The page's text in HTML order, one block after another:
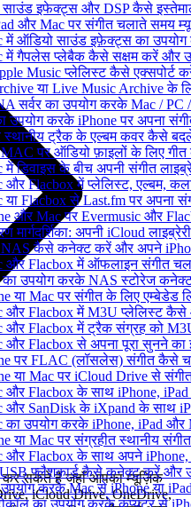
इफेक्ट्स और DSP कैसे
और Mac पर संगीत चलाते समय
में ऑडियो साउंड इफ़ेक्ट्स का उपयोग
में गैपलेस प्लेबैक कैसे सक्षम करें और
Music प्लेलिस्ट कैसे एक्सपोर्ट
या Live Music Archive के
सर्वर का उपयोग करके Mac /
उपयोग करके iPhone पर अपना
स्थानीय ट्रैक के एल्बम कवर कैसे
MAC पर ऑडियो फ़ाइलों के लिए
में डिवाइस के बीच अपनी संगीत
और Flacbox में प्लेलिस्ट, एल्बम,
या Flacbox से Last.fm पर अपना
और Mac पर Evermusic और
मार्गदर्शिका: अपनी iCloud
NAS कैसे कनेक्ट करें और अपने
और Flacbox में ऑफलाइन संगीत
उपयोग करके NAS स्टोरेज
या Mac पर संगीत के लिए एम्बेडेड
और Flacbox में M3U प्लेलिस्ट
और Flacbox में ट्रैक संग्रह को
और Flacbox से अपना पूरा सुनने का
पर FLAC (लॉसलेस) संगीत कैसे
या Mac पर iCloud Drive से
और Flacbox के साथ iPhone,
और SanDisk के iXpand के साथ
का उपयोग करके iPhone, iPad
या Mac पर संग्रहीत स्थानीय
और Flacbox के साथ अपने iPhone,
फ्लैशकार्ड कैसे कनेक्ट करें और
करके Mac से iPhone या
का उपयोग करके कंप्यूटर से
कर सकते हैं जहाँ आपका म्यूज़िक
iCloud Drive, OneDrive,